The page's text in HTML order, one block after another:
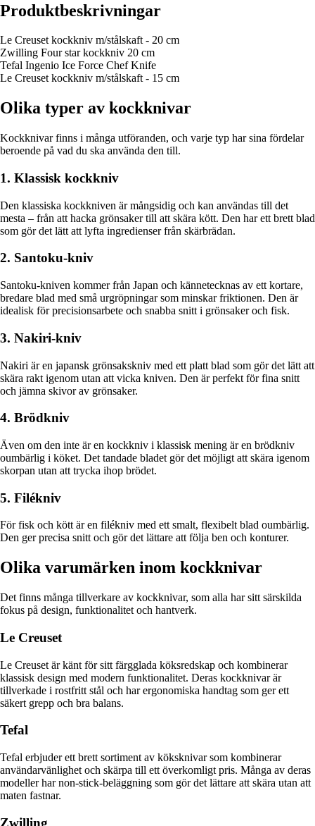
Produktbeskrivningar
Le Creuset kockkniv m/stålskaft - 20 cm
Zwilling Four star kockkniv 20 cm
Tefal Ingenio Ice Force Chef Knife
Le Creuset kockkniv m/stålskaft - 15 cm
Olika typer av kockknivar
Kockknivar finns i många utföranden, och varje typ har sina fördelar
beroende på vad du ska använda den till.
1. Klassisk kockkniv
Den klassiska kockkniven är mångsidig och kan användas till det
mesta – från att hacka grönsaker till att skära kött. Den har ett brett blad
som gör det lätt att lyfta ingredienser från skärbrädan.
2. Santoku-kniv
Santoku-kniven kommer från Japan och kännetecknas av ett kortare,
bredare blad med små urgröpningar som minskar friktionen. Den är
idealisk för precisionsarbete och snabba snitt i grönsaker och fisk.
3. Nakiri-kniv
Nakiri är en japansk grönsakskniv med ett platt blad som gör det lätt att
skära rakt igenom utan att vicka kniven. Den är perfekt för fina snitt
och jämna skivor av grönsaker.
4. Brödkniv
Även om den inte är en kockkniv i klassisk mening är en brödkniv
oumbärlig i köket. Det tandade bladet gör det möjligt att skära igenom
skorpan utan att trycka ihop brödet.
5. Filékniv
För fisk och kött är en filékniv med ett smalt, flexibelt blad oumbärlig.
Den ger precisa snitt och gör det lättare att följa ben och konturer.
Olika varumärken inom kockknivar
Det finns många tillverkare av kockknivar, som alla har sitt särskilda
fokus på design, funktionalitet och hantverk.
Le Creuset
Le Creuset är känt för sitt färgglada köksredskap och kombinerar
klassisk design med modern funktionalitet. Deras kockknivar är
tillverkade i rostfritt stål och har ergonomiska handtag som ger ett
säkert grepp och bra balans.
Tefal
Tefal erbjuder ett brett sortiment av köksknivar som kombinerar
användarvänlighet och skärpa till ett överkomligt pris. Många av deras
modeller har non-stick-beläggning som gör det lättare att skära utan att
maten fastnar.
Zwilling